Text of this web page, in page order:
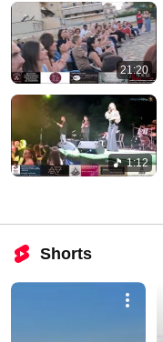
21:20
1:12
Shorts